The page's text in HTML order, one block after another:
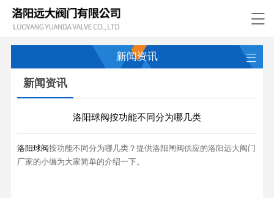
新闻资讯
新闻资讯
洛阳球阀按功能不同分为哪几类
洛阳球阀按功能不同分为哪几类？提供洛阳闸阀供应的洛阳远大阀门
厂家的小编为大家简单的介绍一下。